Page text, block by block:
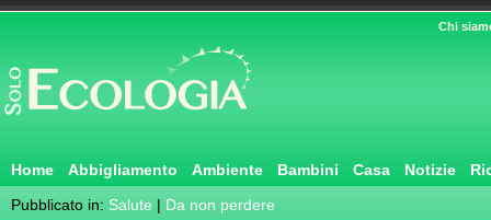
Chi
Home Abbigliamento Ambiente Bambini Casa Notizie
Pubblicato in: Salute | Da non perdere